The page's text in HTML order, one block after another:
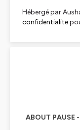
Hébergé par
confidentialite
ABOUT PAUSE